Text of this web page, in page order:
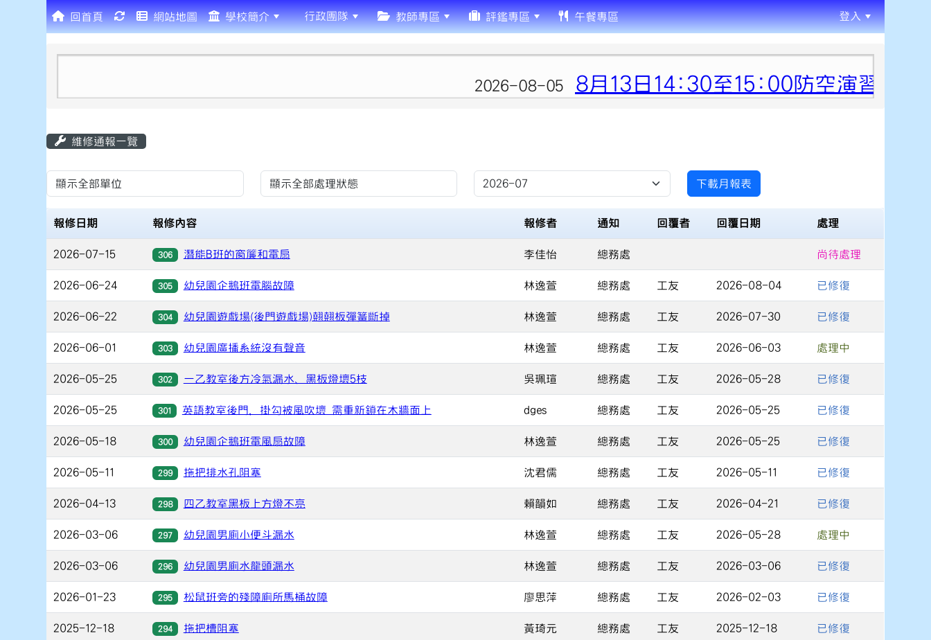
回首頁 網站地圖 學校簡介 行政團隊 教師專區 評鑑專區 午餐專區 登入
2026-08-05 8月13日14:30至15:00防空演習行網降
維修通報一覽
List Repair 下載月報表
報修日期 報修內容 報修者 通知 回覆者 回覆日期 處理
2026-07-15 306 潛能B班的窗簾和電扇 李佳怡 總務處 尚待處理
2026-06-24 305 幼兒園企鵝班電腦故障 林逸萱 總務處 工友 2026-08-04 已修復
2026-06-22 304 幼兒園遊戲場(後門遊戲場)翹翹板彈簧斷掉 林逸萱 總務處 工友 2026-07-30 已修復
2026-06-01 303 幼兒園廣播系統沒有聲音 林逸萱 總務處 工友 2026-06-03 處理中
2026-05-25 302 一乙教室後方冷氣漏水、黑板燈壞5枝 吳珮瑄 總務處 工友 2026-05-28 已修復
2026-05-25 301 英語教室後門，掛勾被風吹壞 需重新鎖在木牆面上 dges 總務處 工友 2026-05-25 已修復
2026-05-18 300 幼兒園企鵝班電風扇故障 林逸萱 總務處 工友 2026-05-25 已修復
2026-05-11 299 拖把排水孔阻塞 沈君儒 總務處 工友 2026-05-11 已修復
2026-04-13 298 四乙教室黑板上方燈不亮 賴韻如 總務處 工友 2026-04-21 已修復
2026-03-06 297 幼兒園男廁小便斗漏水 林逸萱 總務處 工友 2026-05-28 處理中
2026-03-06 296 幼兒園男廁水龍頭漏水 林逸萱 總務處 工友 2026-03-06 已修復
2026-01-23 295 松鼠班旁的殘障廁所馬桶故障 廖思萍 總務處 工友 2026-02-03 已修復
2025-12-18 294 拖把槽阻塞 黃琦元 總務處 工友 2025-12-18 已修復